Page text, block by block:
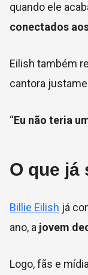
quando ele
conectados
Eilish também
cantora
“Eu não teria
O que já
Billie Eilish já
ano, a jovem
Logo, fãs e